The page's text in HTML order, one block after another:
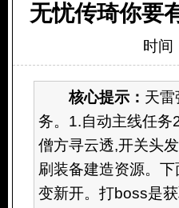
无忧传琦你要
时
核心提示： 天
务。1.自动主线任务
僧方寻云透,开关头
刷装备建造资源。
变新开。打boss是